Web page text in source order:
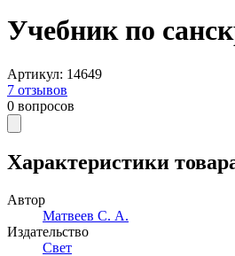
Учебник по
Артикул: 14649
7 отзывов
0 вопросов
Характеристики
Автор
Матвеев С. А.
Издательство
Свет